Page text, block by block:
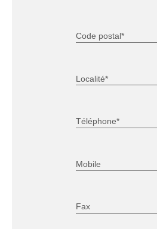
Code postal*
Localité*
Téléphone*
Mobile
Fax